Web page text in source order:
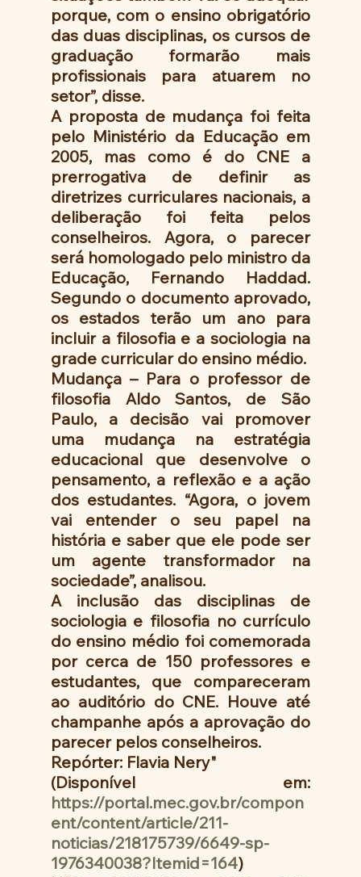
porque, com o ensino obrigatório
das duas disciplinas, os cursos de
graduação formarão mais
profissionais para atuarem no
setor”, disse.
A proposta de mudança foi feita
pelo Ministério da Educação em
2005, mas como é do CNE a
prerrogativa de definir as
diretrizes curriculares nacionais, a
deliberação foi feita pelos
conselheiros. Agora, o parecer
será homologado pelo ministro da
Educação, Fernando Haddad.
Segundo o documento aprovado,
os estados terão um ano para
incluir a filosofia e a sociologia na
grade curricular do ensino médio.
Mudança – Para o professor de
filosofia Aldo Santos, de São
Paulo, a decisão vai promover
uma mudança na estratégia
educacional que desenvolve o
pensamento, a reflexão e a ação
dos estudantes. “Agora, o jovem
vai entender o seu papel na
história e saber que ele pode ser
um agente transformador na
sociedade”, analisou.
A inclusão das disciplinas de
sociologia e filosofia no currículo
do ensino médio foi comemorada
por cerca de 150 professores e
estudantes, que compareceram
ao auditório do CNE. Houve até
champanhe após a aprovação do
parecer pelos conselheiros.
Repórter: Flavia Nery"
https://portal.mec.gov.br/compon
ent/content/article/211-
noticias/218175739/6649-sp-
1976340038?Itemid=164)